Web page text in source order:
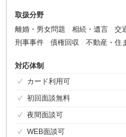
取扱分野
離婚・男女問題
相続・遺言 交
刑事事件
債権回収 不動産・住
対応体制
カード利用可
初回面談無料
夜間面談可
WEB面談可